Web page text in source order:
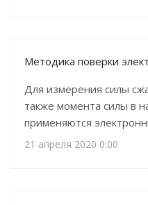
Методика поверки
Для измерения силы
также момента силы в
применяются
21 апреля 2020 0:00